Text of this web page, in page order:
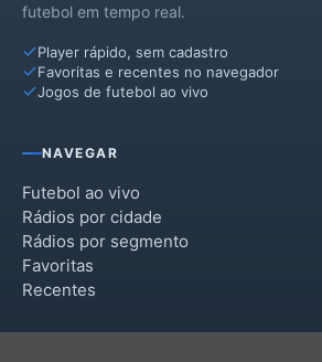
futebol em tempo real.
Player rápido, sem cadastro
Favoritas e recentes no navegador
Jogos de futebol ao vivo
NAVEGAR
Futebol ao vivo
Rádios por cidade
Rádios por segmento
Favoritas
Recentes